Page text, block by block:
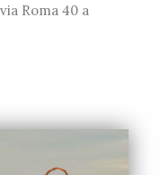
Roma 40 a